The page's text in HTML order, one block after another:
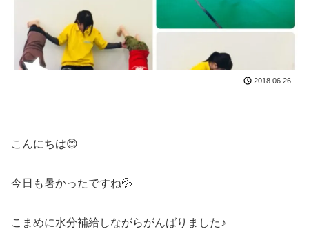
2018.06.26
こんにちは😊
今日も暑かったですね💦
こまめに水分補給しながらがんばりました♪